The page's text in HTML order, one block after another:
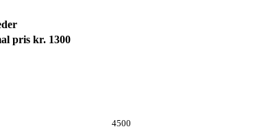
pris kr. 1300
4500